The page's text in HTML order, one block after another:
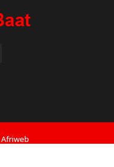
Afriweb